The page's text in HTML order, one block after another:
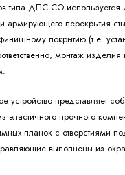
типа ДПС СО используется
армирующего перекрытия
покрытию (т.е.
монтаж изделия
устройство представляет
эластичного прочного
планок с отверстиями
выполнены из